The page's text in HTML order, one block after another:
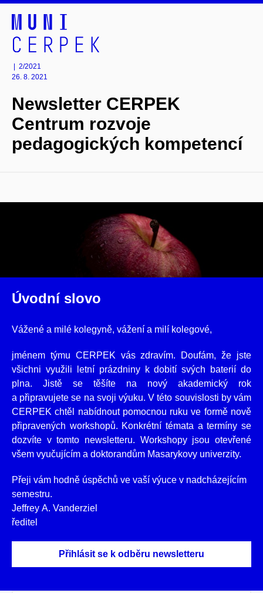
| 2/2021
26. 8. 2021
Newsletter CERPEK
Centrum rozvoje
pedagogických kompetencí
Úvodní slovo
Vážené a milé kolegyně, vážení a milí kolegové,
jménem týmu CERPEK vás zdravím. Doufám, že jste
všichni využili letní prázdniny k dobití svých baterií do
plna. Jistě se těšíte na nový akademický rok
a připravujete se na svoji výuku. V této souvislosti by vám
CERPEK chtěl nabídnout pomocnou ruku ve formě nově
připravených workshopů. Konkrétní témata a termíny se
dozvíte v tomto newsletteru. Workshopy jsou otevřené
všem vyučujícím a doktorandům Masarykovy univerzity.
Přeji vám hodně úspěchů ve vaší výuce v nadcházejícím
semestru.
Jeffrey A. Vanderziel
ředitel
Přihlásit se k odběru newsletteru